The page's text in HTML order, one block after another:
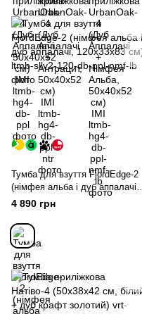
Тумба для взуття FjordEdge-2
(німфея альба і дуб аппалачі,
120х33х83 см)
4 890 грн